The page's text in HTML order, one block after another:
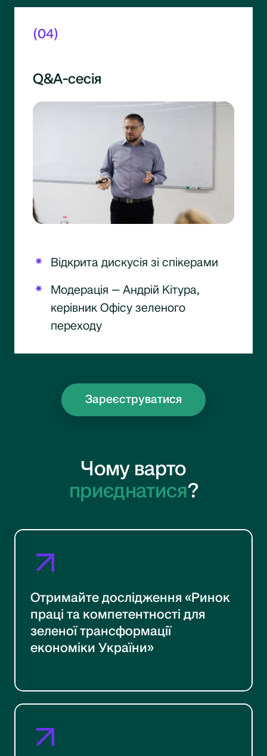
(04)
Q&A-сесія
Відкрита дискусія зі спікерами
Модерація — Андрій Кітура,
керівник Офісу зеленого
переходу
Зареєструватися
Чому варто
приєднатися?
Отримайте дослідження «Ринок
праці та компетентності для
зеленої трансформації
економіки України»